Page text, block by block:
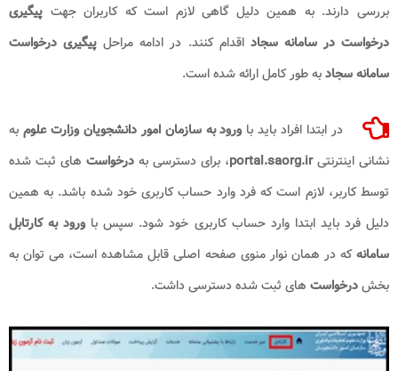
بررسی دارند. به همین دلیل گاهی لازم است که کاربران جهت پیگیری
درخواست در سامانه سجاد​اقدام کنند. در ادامه مراحل پیگیری درخواست
سامانه سجادبه طور کامل ارائه شده است.
در ابتدا افراد باید با ورود به سازمان امور دانشجویان وزارت علوم به
نشانی اینترنتیportal.saorg.ir، برای دسترسی به درخواست های ثبت شده
توسط کاربر، لازم است که فرد وارد حساب کاربری خود شده باشد. به همین
دلیل فرد باید ابتدا وارد حساب کاربری خود شود. سپس با ورود به کارتابل
سامانهکه در همان نوار منوی صفحه اصلی قابل مشاهده است، می توان به
بخشدرخواست های ثبت شده دسترسی داشت.